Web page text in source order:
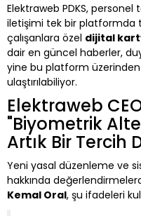
Elektraweb PDKS,
iletişimi tek bir platformda
çalışanlara özel dijital
dair en güncel haberler,
yine bu platform üzerinden
ulaştırılabiliyor.
Elektraweb
"Biyometrik
Artık Bir Tercih
Yeni yasal düzenleme ve
hakkında
Kemal Oral, şu ifadeleri